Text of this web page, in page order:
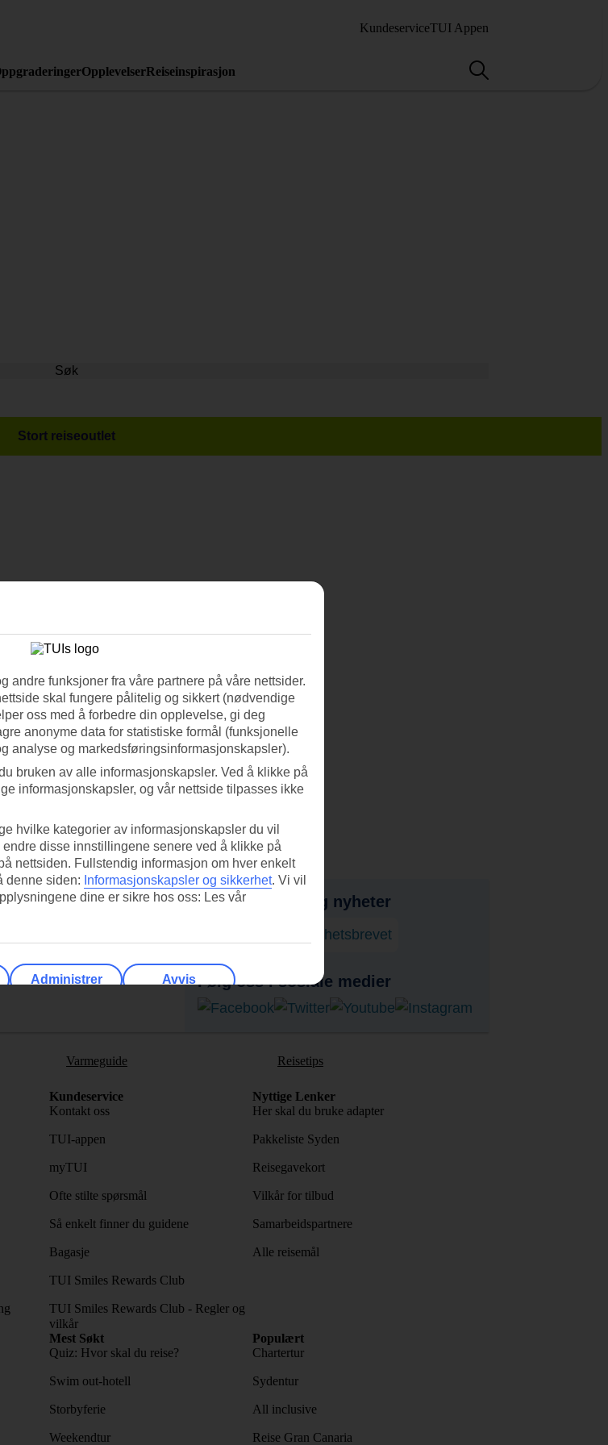
KundeserviceTUI Appen
OpplevelserReiseinspirasjon
Søk
Stort reiseoutlet
dag!
å laste ned
Få tilbud, tips og nyheter
Abonner på nyhetsbrevet
Følg oss i sosiale medier
Varmeguide Reisetips
Kundeservice
Kontakt oss
TUI-appen
myTUI
Ofte stilte spørsmål
Så enkelt finner du guidene
Bagasje
TUI Smiles Rewards Club
TUI Smiles Rewards Club - Regler og
vilkår
Nyttige Lenker
Her skal du bruke adapter
Pakkeliste Syden
Reisegavekort
Vilkår for tilbud
Samarbeidspartnere
Alle reisemål
Mest Søkt
Quiz: Hvor skal du reise?
Swim out-hotell
Storbyferie
Weekendtur
Populært
Chartertur
Sydentur
All inclusive
Reise Gran Canaria
andre funksjoner fra våre partnere på våre nettsider.
skal fungere pålitelig og sikkert (nødvendige
oss med å forbedre din opplevelse, gi deg
anonyme data for statistiske formål (funksjonelle
analyse og markedsføringsinformasjonskapsler).
bruken av alle informasjonskapsler. Ved å klikke på
informasjonskapsler, og vår nettside tilpasses ikke
hvilke kategorier av informasjonskapsler du vil
disse innstillingene senere ved å klikke på
nettsiden. Fullstendig informasjon om hver enkelt
denne siden: Informasjonskapsler og sikkerhet. Vi vil
dine er sikre hos oss: Les vår
Administrer Avvis